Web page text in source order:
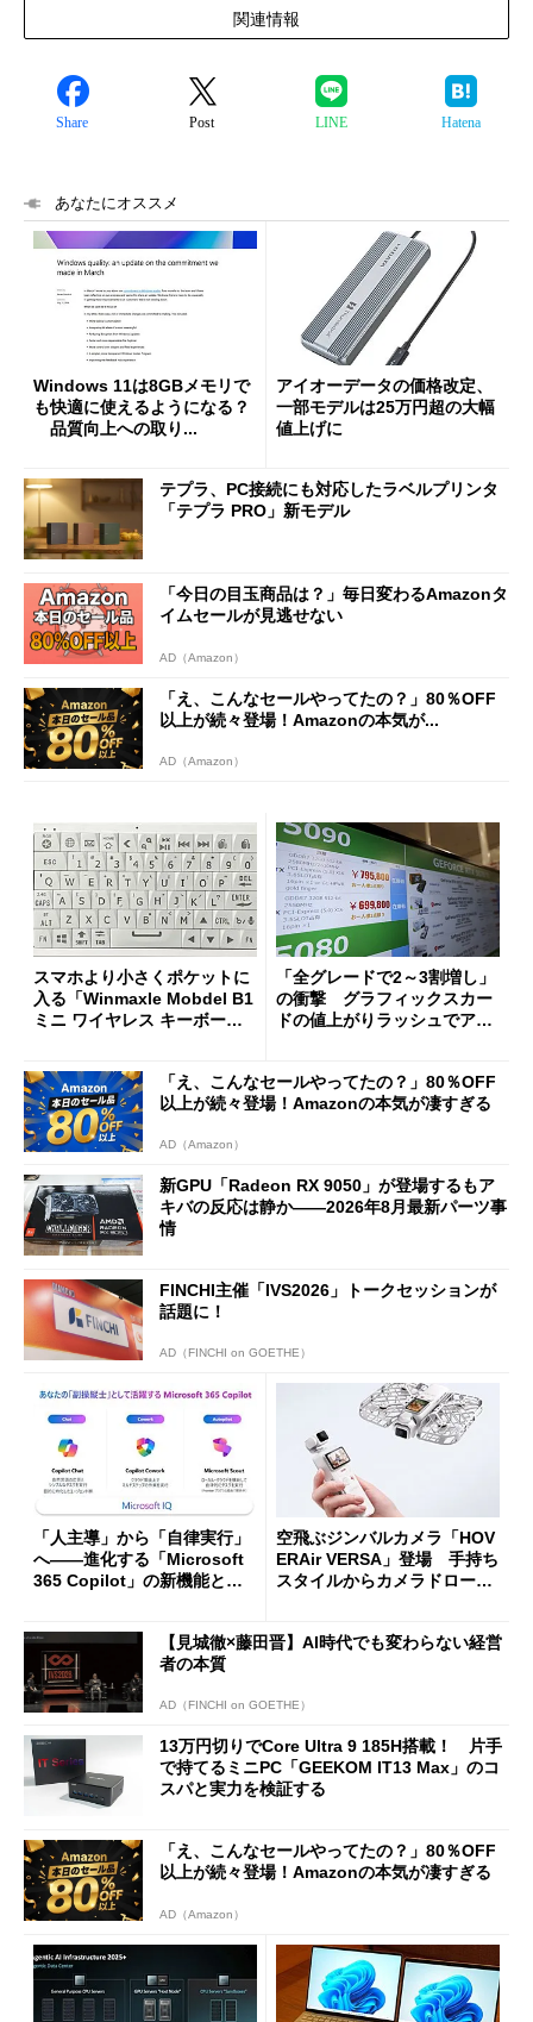
関連情報
Share Post LINE Hatena
あなたにオススメ
Windows 11は8GBメモリで
も快適に使えるようになる？
品質向上への取り...
アイオーデータの価格改定、
一部モデルは25万円超の大幅
値上げに
テプラ、PC接続にも対応したラベルプリンタ
「テプラ PRO」新モデル
「今日の目玉商品は？」毎日変わるAmazonタ
イムセールが見逃せない
AD（Amazon）
「え、こんなセールやってたの？」80％OFF
以上が続々登場！Amazonの本気が...
AD（Amazon）
スマホより小さくポケットに
入る「Winmaxle Mobdel B1
ミニ ワイヤレス キーボー
「全グレードで2～3割増し」
の衝撃 グラフィックスカー
ドの値上がりラッシュでアキ
「え、こんなセールやってたの？」80％OFF
以上が続々登場！Amazonの本気が凄すぎる
AD（Amazon）
新GPU「Radeon RX 9050」が登場するもア
キバの反応は静か――2026年8月最新パーツ事
情
FINCHI主催「IVS2026」トークセッションが
話題に！
AD（FINCHI on GOETHE）
「人主導」から「自律実行」
へ――進化する「Microsoft
365 Copilot」の新機能とエ
空飛ぶジンバルカメラ「HOV
ERAir VERSA」登場 手持ち
スタイルからカメラドローン
【見城徹×藤田晋】AI時代でも変わらない経営
者の本質
AD（FINCHI on GOETHE）
13万円切りでCore Ultra 9 185H搭載！ 片手
で持てるミニPC「GEEKOM IT13 Max」のコ
スパと実力を検証する
「え、こんなセールやってたの？」80％OFF
以上が続々登場！Amazonの本気が凄すぎる
AD（Amazon）